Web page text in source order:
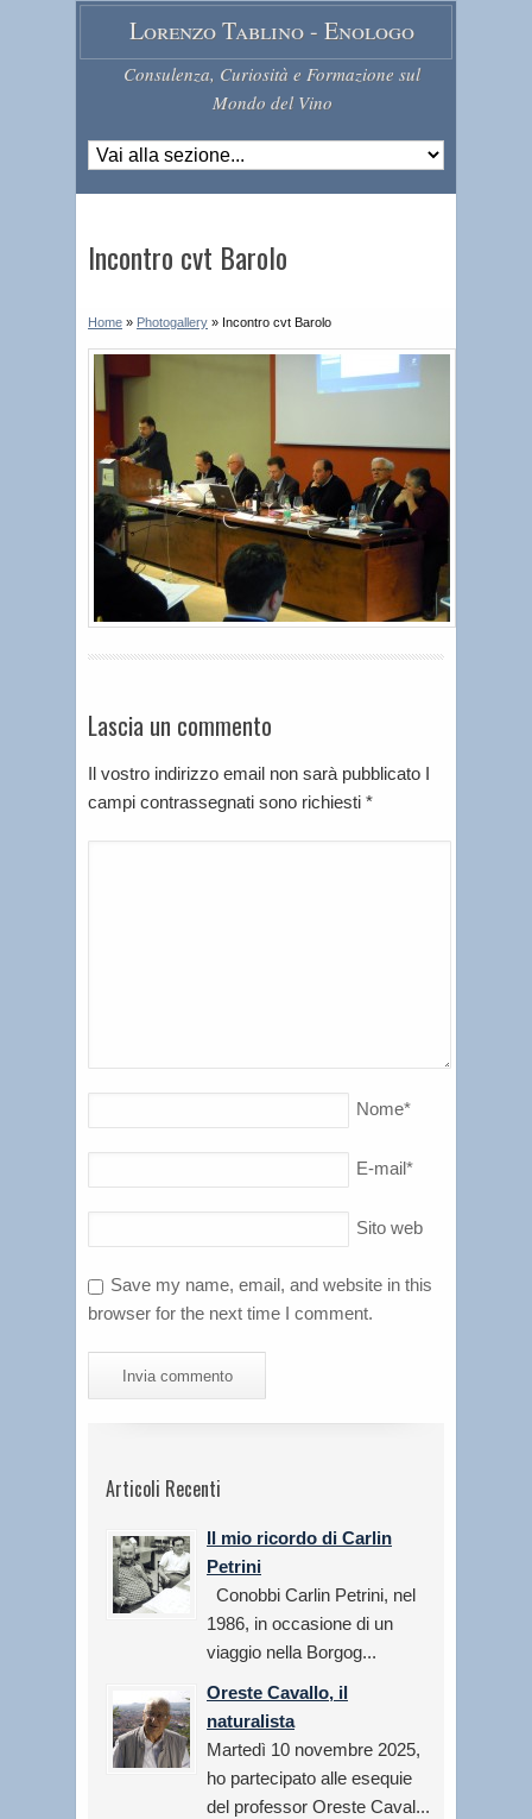
Lorenzo Tablino - Enologo
Consulenza, Curiosità e Formazione sul
Mondo del Vino
Incontro cvt Barolo
Home » Photogallery » Incontro cvt Barolo
Lascia un commento
Il vostro indirizzo email non sarà pubblicato I
campi contrassegnati sono richiesti *
Nome*
E-mail*
Sito web
Save my name, email, and website in this
browser for the next time I comment.
Articoli Recenti
Il mio ricordo di Carlin
Petrini
Conobbi Carlin Petrini, nel
1986, in occasione di un
viaggio nella Borgog...
Oreste Cavallo, il
naturalista
Martedì 10 novembre 2025,
ho partecipato alle esequie
del professor Oreste Caval...